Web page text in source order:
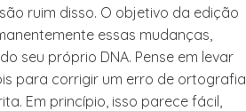
ruim disso. O objetivo da edição
essas mudanças,
seu próprio DNA. Pense em levar
para corrigir um erro de ortografia
Em princípio, isso parece fácil,